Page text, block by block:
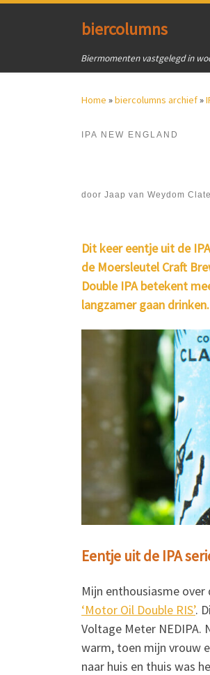
biercolumns
Biermomenten vastgelegd in
Home »biercolumns archief»
IPA NEW ENGLAND
door Jaap van Weydom
Dit keer eentje uit de
de Moersleutel Craft
Double IPA betekent
langzamer gaan drinken.
Eentje uit de IPA
Mijn enthousiasme
‘Motor Oil Double RIS’.
Voltage Meter
warm, toen mijn vrouw
naar huis en thuis was